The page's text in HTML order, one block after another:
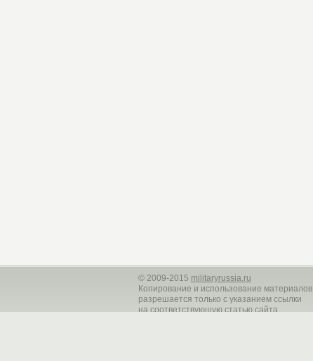
© 2009-2015 militaryrussia.ru
Копирование и использование материалов
разрешается только с указанием ссылки
на соответствующую статью сайта